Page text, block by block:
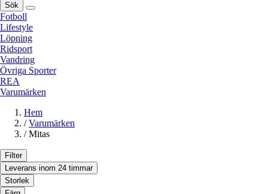
Sök
Fotboll
Lifestyle
Löpning
Ridsport
Vandring
Övriga Sporter
REA
Varumärken
Hem
/ Varumärken
/ Mitas
Filter
Leverans inom 24 timmar
Storlek